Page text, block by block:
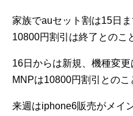
家族でauセット割は15日
10800円割引は終了とのこ
16日からは新規、機種変更
MNPは10800円割引とのこ
来週はiphone6販売がメイ